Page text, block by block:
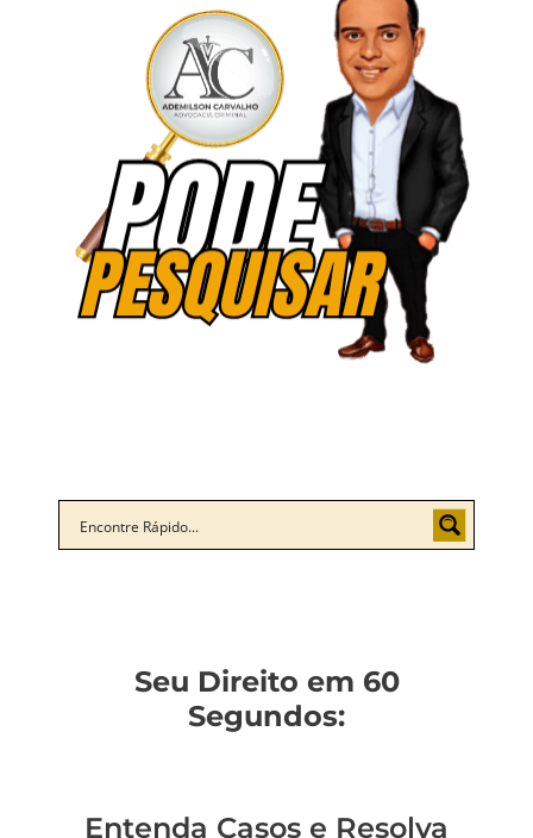
Seu Direito em 60
Segundos:
Entenda Casos e Resolva